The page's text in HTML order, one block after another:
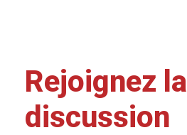
Rejoignez la
discussion